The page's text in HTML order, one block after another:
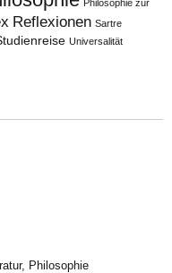
Philosophie zur
Reflexionen Sartre
Universalität
Philosophie